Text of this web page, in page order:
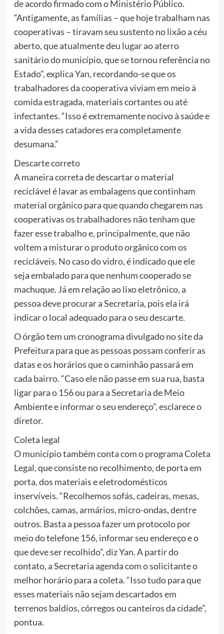
de acordo firmado com o Ministério Público.
“Antigamente, as famílias – que hoje trabalham nas
cooperativas – tiravam seu sustento no lixão a céu
aberto, que atualmente deu lugar ao aterro
sanitário do município, que se tornou referência no
Estado”, explica Yan, recordando-se que os
trabalhadores da cooperativa viviam em meio à
comida estragada, materiais cortantes ou até
infectantes. “Isso é extremamente nocivo à saúde e
a vida desses catadores era completamente
desumana.”
Descarte correto
A maneira correta de descartar o material
reciclável é lavar as embalagens que continham
material orgânico para que quando chegarem nas
cooperativas os trabalhadores não tenham que
fazer esse trabalho e, principalmente, que não
voltem a misturar o produto orgânico com os
recicláveis. No caso do vidro, é indicado que ele
seja embalado para que nenhum cooperado se
machuque. Já em relação ao lixo eletrônico, a
pessoa deve procurar a Secretaria, pois ela irá
indicar o local adequado para o seu descarte.
O órgão tem um cronograma divulgado no site da
Prefeitura para que as pessoas possam conferir as
datas e os horários que o caminhão passará em
cada bairro. “Caso ele não passe em sua rua, basta
ligar para o 156 ou para a Secretaria de Meio
Ambiente e informar o seu endereço”, esclarece o
diretor.
Coleta legal
O município também conta com o programa Coleta
Legal, que consiste no recolhimento, de porta em
porta, dos materiais e eletrodomésticos
inservíveis. “Recolhemos sofás, cadeiras, mesas,
colchões, camas, armários, micro-ondas, dentre
outros. Basta a pessoa fazer um protocolo por
meio do telefone 156, informar seu endereço e o
que deve ser recolhido”, diz Yan. A partir do
contato, a Secretaria agenda com o solicitante o
melhor horário para a coleta. “Isso tudo para que
esses materiais não sejam descartados em
terrenos baldios, córregos ou canteiros da cidade”,
pontua.